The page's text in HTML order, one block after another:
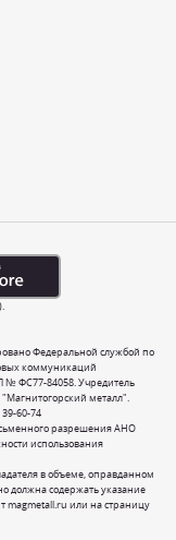
Федеральной службой по
коммуникаций
№ ФС77-84058. Учредитель
металл".
39-60-74
разрешения АНО
использования
в объеме, оправданном
должна содержать указание
magmetall.ru или на страницу